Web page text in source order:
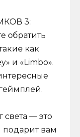
3:
обратить
как
и «Limbo».
— это
подарит вам